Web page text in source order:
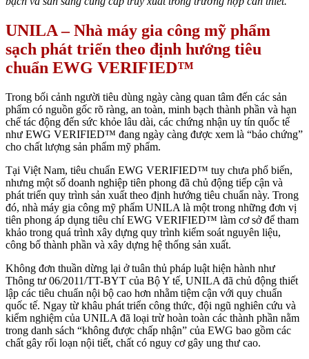
UNILA – Nhà máy gia công mỹ phẩm
sạch phát triển theo định hướng tiêu
chuẩn EWG VERIFIED™
Trong bối cảnh người tiêu dùng ngày càng quan tâm đến các sản
phẩm có nguồn gốc rõ ràng, an toàn, minh bạch thành phần và hạn
chế tác động đến sức khỏe lâu dài, các chứng nhận uy tín quốc tế
như EWG VERIFIED™ đang ngày càng được xem là “bảo chứng”
cho chất lượng sản phẩm mỹ phẩm.
Tại Việt Nam, tiêu chuẩn EWG VERIFIED™ tuy chưa phổ biến,
nhưng một số doanh nghiệp tiên phong đã chủ động tiếp cận và
phát triển quy trình sản xuất theo định hướng tiêu chuẩn này. Trong
đó, nhà máy gia công mỹ phẩm UNILA là một trong những đơn vị
tiên phong áp dụng tiêu chí EWG VERIFIED™ làm cơ sở để tham
khảo trong quá trình xây dựng quy trình kiểm soát nguyên liệu,
công bố thành phần và xây dựng hệ thống sản xuất.
Không đơn thuần dừng lại ở tuân thủ pháp luật hiện hành như
Thông tư 06/2011/TT-BYT của Bộ Y tế, UNILA đã chủ động thiết
lập các tiêu chuẩn nội bộ cao hơn nhằm tiệm cận với quy chuẩn
quốc tế. Ngay từ khâu phát triển công thức, đội ngũ nghiên cứu và
kiểm nghiệm của UNILA đã loại trừ hoàn toàn các thành phần nằm
trong danh sách “không được chấp nhận” của EWG bao gồm các
chất gây rối loạn nội tiết, chất có nguy cơ gây ung thư cao.